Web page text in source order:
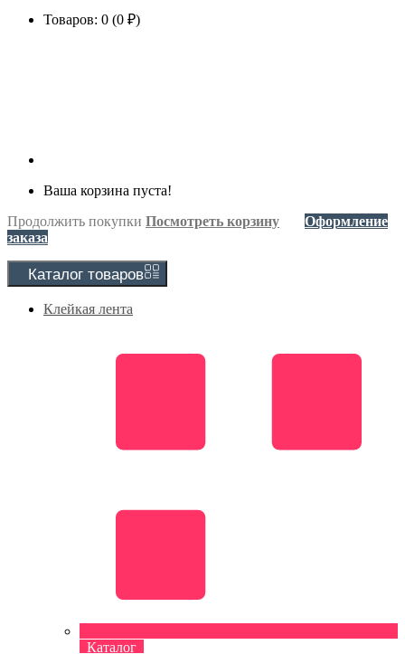
Товаров: 0 (0 ₽)
Ваша корзина пуста!
Продолжить покупки Посмотреть корзину
Оформление
заказа
Каталог товаров
Клейкая лента
Каталог